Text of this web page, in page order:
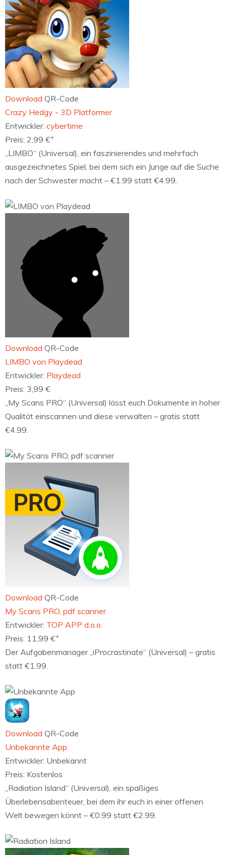
Download QR-Code
‎Crazy Hedgy - 3D Platformer
Entwickler: cybertime
Preis: 2,99 €+
„LIMBO“ (Universal), ein faszinierendes und mehrfach
ausgezeichnetes Spiel, bei dem sich ein Junge auf die Suche
nach der Schwester macht – €1.99 statt €4.99.
Download QR-Code
‎LIMBO von Playdead
Entwickler: Playdead
Preis: 3,99 €
„My Scans PRO“ (Universal) lässt euch Dokumente in hoher
Qualität einscannen und diese verwalten – gratis statt
€4.99.
Download QR-Code
‎My Scans PRO, pdf scanner
Entwickler: TOP APP d.o.o.
Preis: 11,99 €+
Der Aufgabenmanager „iProcrastinate“ (Universal) – gratis
statt €1.99.
Download QR-Code
Unbekannte App
Entwickler: Unbekannt
Preis: Kostenlos
„Radiation Island“ (Universal), ein spaßiges
Überlebensabenteuer, bei dem ihr euch in einer offenen
Welt bewegen könnt – €0.99 statt €2.99.